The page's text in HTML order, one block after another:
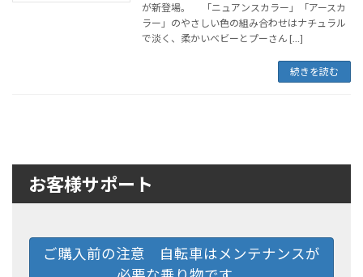
が新登場。 「ニュアンスカラー」「アースカ
ラー」のやさしい色の組み合わせはナチュラル
で淡く、柔かいベビーとプーさん […]
続きを読む
お客様サポート
ご購入前の注意 自転車はメンテナンスが